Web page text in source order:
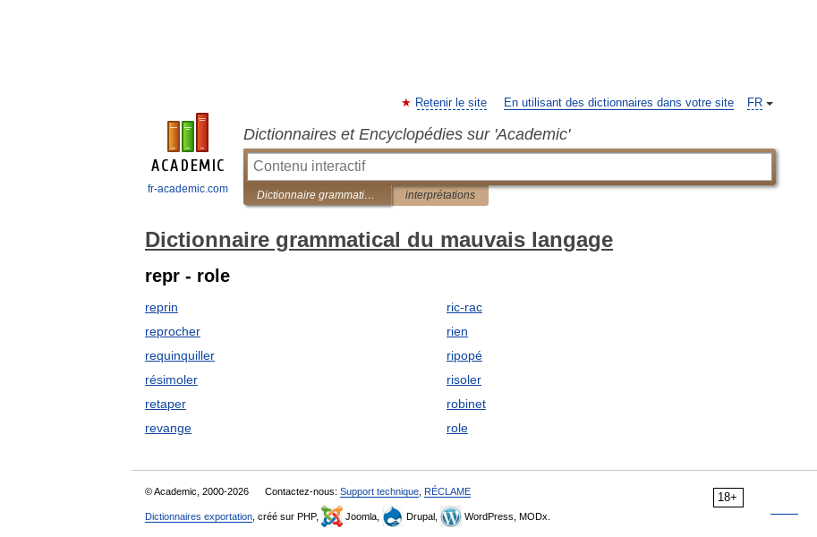
fr-academic.com
FR
Retenir le site En utilisant des dictionnaires dans votre site
Dictionnaires et Encyclopédies sur 'Academic'
Dictionnaire grammatical du mauvais langage interprétations
Dictionnaire grammatical du mauvais langage
repr - role
reprin
reprocher
requinquiller
résimoler
retaper
revange
ric-rac
rien
ripopé
risoler
robinet
role
18+
© Academic, 2000-2026 Contactez-nous: Support technique RÉCLAME
Dictionnaires exportation , créé sur PHP, Joomla, Drupal, WordPress, MODx.